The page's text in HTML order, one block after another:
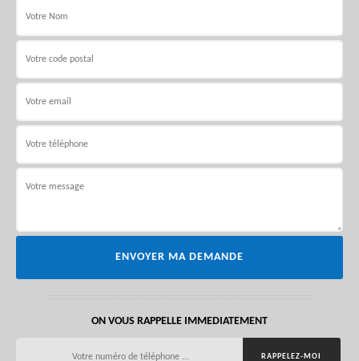
ON VOUS RAPPELLE IMMEDIATEMENT